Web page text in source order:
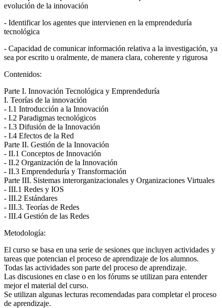
evolución de la innovación
- Identificar los agentes que intervienen en la emprendeduría
tecnológica
- Capacidad de comunicar información relativa a la investigación, ya
sea por escrito u oralmente, de manera clara, coherente y rigurosa
Contenidos:
Parte I. Innovación Tecnológica y Emprendeduría
I. Teorías de la innovación
- I.1 Introducción a la Innovación
- I.2 Paradigmas tecnológicos
- I.3 Difusión de la Innovación
- I.4 Efectos de la Red
Parte II. Gestión de la Innovación
- II.1 Conceptos de Innovación
- II.2 Organización de la Innovación
- II.3 Emprendeduría y Transformación
Parte III. Sistemas interorganizacionales y Organizaciones Virtuales
- III.1 Redes y IOS
- III.2 Estándares
- III.3. Teorías de Redes
- III.4 Gestión de las Redes
Metodología:
El curso se basa en una serie de sesiones que incluyen actividades y
tareas que potencian el proceso de aprendizaje de los alumnos.
Todas las actividades son parte del proceso de aprendizaje.
Las discusiones en clase o en los fórums se utilizan para entender
mejor el material del curso.
Se utilizan algunas lecturas recomendadas para completar el proceso
de aprendizaje.